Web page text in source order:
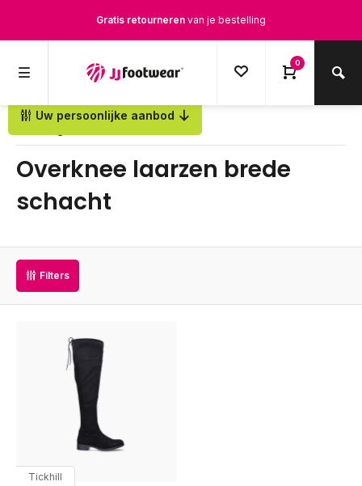
Gratis retourneren van je bestelling
0
Uw persoonlijke aanbod
Overknee laarzen brede
schacht
Filters
Tickhill